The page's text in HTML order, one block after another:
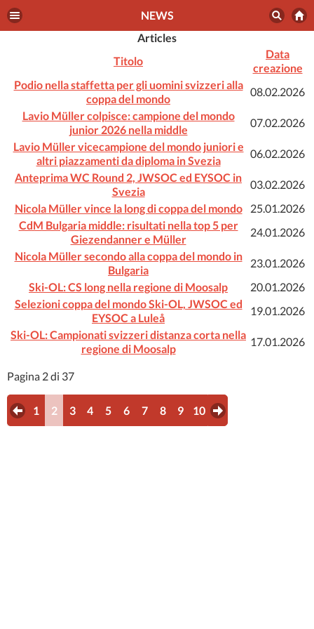
NEWS
Articles
Titolo
Data
creazione
Podio nella staffetta per gli uomini svizzeri alla
coppa del mondo
08.02.2026
Lavio Müller colpisce: campione del mondo
junior 2026 nella middle
07.02.2026
Lavio Müller vicecampione del mondo juniori e
altri piazzamenti da diploma in Svezia
06.02.2026
Anteprima WC Round 2, JWSOC ed EYSOC in
Svezia
03.02.2026
Nicola Müller vince la long di coppa del mondo
25.01.2026
CdM Bulgaria middle: risultati nella top 5 per
Giezendanner e Müller
24.01.2026
Nicola Müller secondo alla coppa del mondo in
Bulgaria
23.01.2026
Ski-OL: CS long nella regione di Moosalp
20.01.2026
Selezioni coppa del mondo Ski-OL, JWSOC ed
EYSOC a Luleå
19.01.2026
Ski-OL: Campionati svizzeri distanza corta nella
regione di Moosalp
17.01.2026
Pagina 2 di 37
1 2 3 4 5 6 7 8 9 10